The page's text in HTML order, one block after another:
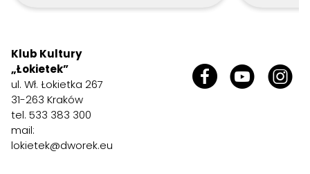
Klub Kultury
„Łokietek”
ul. Wł. Łokietka 267
31-263 Kraków
tel. 533 383 300
mail:
lokietek@dworek.eu